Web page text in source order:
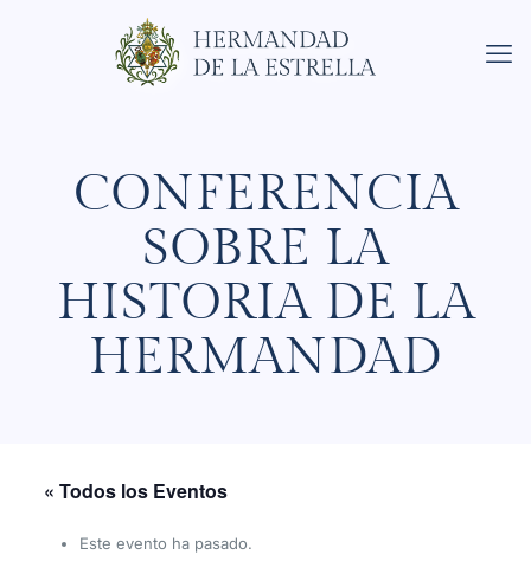
CONFERENCIA
SOBRE LA
HISTORIA DE LA
HERMANDAD
« Todos los Eventos
Este evento ha pasado.